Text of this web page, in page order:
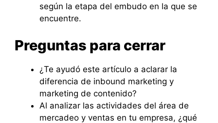
según la etapa del embudo en la que se
encuentre.
Preguntas para cerrar
¿Te ayudó este artículo a aclarar la
diferencia de inbound marketing y
marketing de contenido?
Al analizar las actividades del área de
mercadeo y ventas en tu empresa, ¿qué